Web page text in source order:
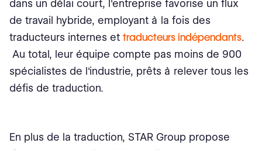
dans un délai court, l'entreprise favorise un flux
de travail hybride, employant à la fois des
traducteurs internes et traducteurs indépendants.
Au total, leur équipe compte pas moins de 900
spécialistes de l'industrie, prêts à relever tous les
défis de traduction.
En plus de la traduction, STAR Group propose